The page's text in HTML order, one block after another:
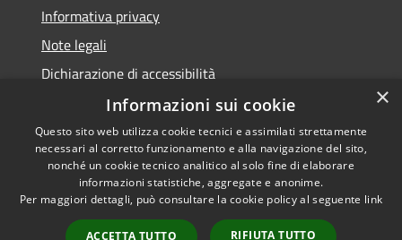
Informativa privacy
Note legali
Dichiarazione di accessibilità
Accessibilità
Privacy
Copyright © 2026 • Comune di
Carloforte • Powered by
Municipium•Accesso
redazione
×
Informazioni sui cookie
Questo sito web utilizza cookie tecnici e assimilati strettamente
necessari al corretto funzionamento e alla navigazione del sito,
nonché un cookie tecnico analitico al solo fine di elaborare
informazioni statistiche, aggregate e anonime.
Per maggiori dettagli, può consultare la cookie policy al seguente link
ACCETTA TUTTO RIFIUTA TUTTO